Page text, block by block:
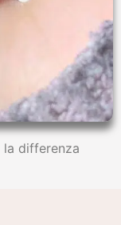
differenza